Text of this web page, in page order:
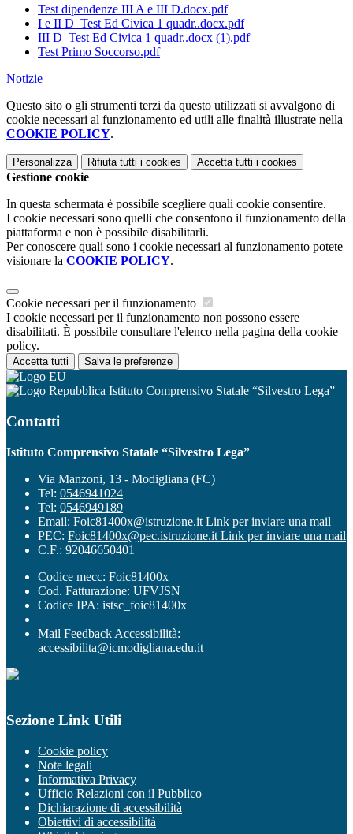
Test dipendenze III A e III D.docx.pdf
I e II D_Test Ed Civica 1 quadr..docx.pdf
III D_Test Ed Civica 1 quadr..docx (1).pdf
Test Primo Soccorso.pdf
Notizie
Questo sito o gli strumenti terzi da questo utilizzati si avvalgono di
cookie necessari al funzionamento ed utili alle finalità illustrate nella
COOKIE POLICY.
Personalizza Rifiuta tutti i cookies Accetta tutti i cookies
Gestione cookie
In questa schermata è possibile scegliere quali cookie consentire.
I cookie necessari sono quelli che consentono il funzionamento della
piattaforma e non è possibile disabilitarli.
Per conoscere quali sono i cookie necessari al funzionamento potete
visionare la COOKIE POLICY.
Cookie necessari per il funzionamento
I cookie necessari per il funzionamento non possono essere
disabilitati. È possibile consultare l'elenco nella pagina della cookie
policy.
Accetta tutti Salva le preferenze
Istituto Comprensivo Statale “Silvestro Lega”
Contatti
Istituto Comprensivo Statale “Silvestro Lega”
Via Manzoni, 13 - Modigliana (FC)
Tel: 0546941024
Tel: 0546949189
Email: Foic81400x@istruzione.it Link per inviare una mail
PEC: Foic81400x@pec.istruzione.it Link per inviare una mail
C.F.: 92046650401
Codice mecc: Foic81400x
Cod. Fatturazione: UFVJSN
Codice IPA: istsc_foic81400x
Mail Feedback Accessibilità:
accessibilita@icmodigliana.edu.it
Sezione Link Utili
Cookie policy
Note legali
Informativa Privacy
Ufficio Relazioni con il Pubblico
Dichiarazione di accessibilità
Obiettivi di accessibilità